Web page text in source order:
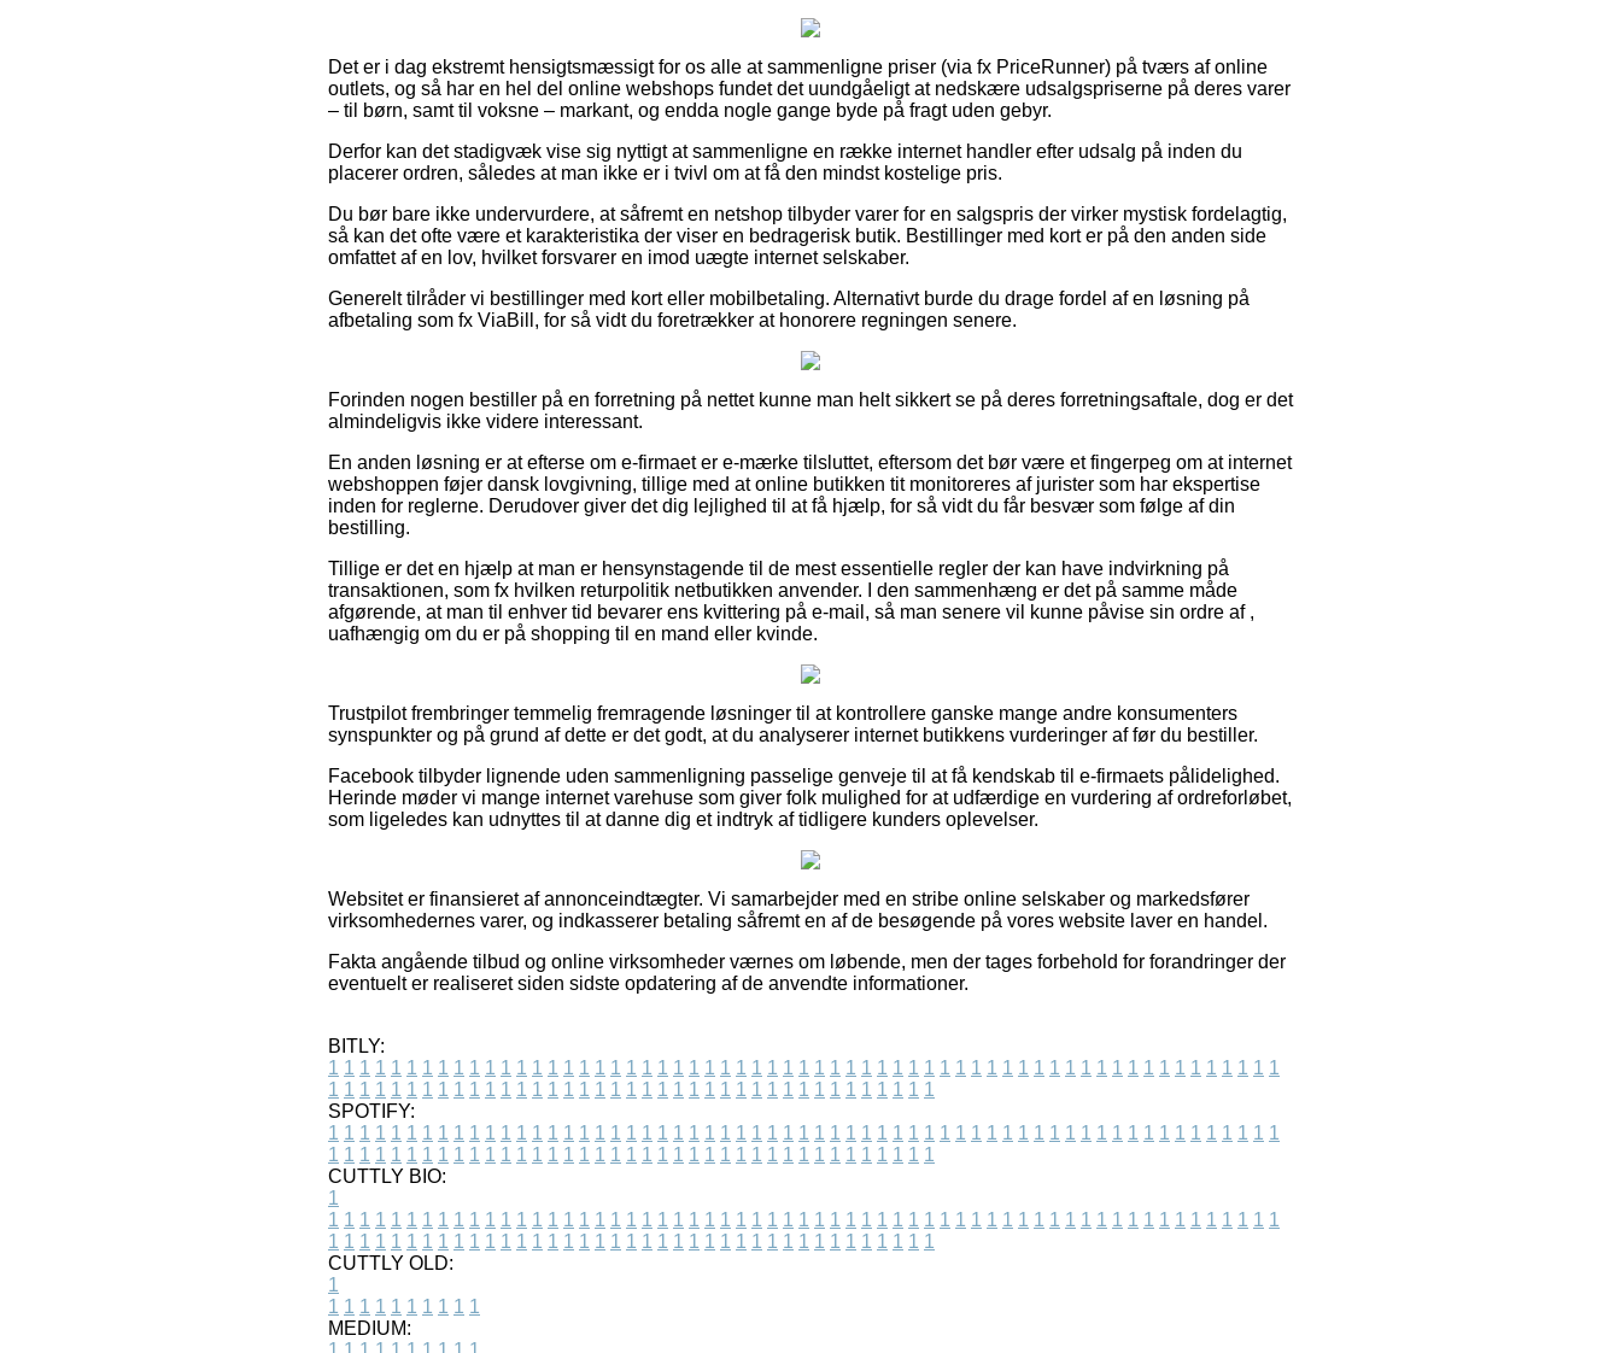
Det er i dag ekstremt hensigtsmæssigt for os alle at sammenligne priser (via fx PriceRunner) på tværs af online
outlets, og så har en hel del online webshops fundet det uundgåeligt at nedskære udsalgspriserne på deres varer
– til børn, samt til voksne – markant, og endda nogle gange byde på fragt uden gebyr.
Derfor kan det stadigvæk vise sig nyttigt at sammenligne en række internet handler efter udsalg på inden du
placerer ordren, således at man ikke er i tvivl om at få den mindst kostelige pris.
Du bør bare ikke undervurdere, at såfremt en netshop tilbyder varer for en salgspris der virker mystisk fordelagtig,
så kan det ofte være et karakteristika der viser en bedragerisk butik. Bestillinger med kort er på den anden side
omfattet af en lov, hvilket forsvarer en imod uægte internet selskaber.
Generelt tilråder vi bestillinger med kort eller mobilbetaling. Alternativt burde du drage fordel af en løsning på
afbetaling som fx ViaBill, for så vidt du foretrækker at honorere regningen senere.
Forinden nogen bestiller på en forretning på nettet kunne man helt sikkert se på deres forretningsaftale, dog er det
almindeligvis ikke videre interessant.
En anden løsning er at efterse om e-firmaet er e-mærke tilsluttet, eftersom det bør være et fingerpeg om at internet
webshoppen føjer dansk lovgivning, tillige med at online butikken tit monitoreres af jurister som har ekspertise
inden for reglerne. Derudover giver det dig lejlighed til at få hjælp, for så vidt du får besvær som følge af din
bestilling.
Tillige er det en hjælp at man er hensynstagende til de mest essentielle regler der kan have indvirkning på
transaktionen, som fx hvilken returpolitik netbutikken anvender. I den sammenhæng er det på samme måde
afgørende, at man til enhver tid bevarer ens kvittering på e-mail, så man senere vil kunne påvise sin ordre af ,
uafhængig om du er på shopping til en mand eller kvinde.
Trustpilot frembringer temmelig fremragende løsninger til at kontrollere ganske mange andre konsumenters
synspunkter og på grund af dette er det godt, at du analyserer internet butikkens vurderinger af før du bestiller.
Facebook tilbyder lignende uden sammenligning passelige genveje til at få kendskab til e-firmaets pålidelighed.
Herinde møder vi mange internet varehuse som giver folk mulighed for at udfærdige en vurdering af ordreforløbet,
som ligeledes kan udnyttes til at danne dig et indtryk af tidligere kunders oplevelser.
Websitet er finansieret af annonceindtægter. Vi samarbejder med en stribe online selskaber og markedsfører
virksomhedernes varer, og indkasserer betaling såfremt en af de besøgende på vores website laver en handel.
Fakta angående tilbud og online virksomheder værnes om løbende, men der tages forbehold for forandringer der
eventuelt er realiseret siden sidste opdatering af de anvendte informationer.
BITLY:
1 1 1 1 1 1 1 1 1 1 1 1 1 1 1 1 1 1 1 1 1 1 1 1 1 1 1 1 1 1 1 1 1 1 1 1 1 1 1 1 1 1 1 1 1 1 1 1 1 1 1 1 1 1 1 1 1 1 1 1 1
1 1 1 1 1 1 1 1 1 1 1 1 1 1 1 1 1 1 1 1 1 1 1 1 1 1 1 1 1 1 1 1 1 1 1 1 1 1 1
SPOTIFY:
1 1 1 1 1 1 1 1 1 1 1 1 1 1 1 1 1 1 1 1 1 1 1 1 1 1 1 1 1 1 1 1 1 1 1 1 1 1 1 1 1 1 1 1 1 1 1 1 1 1 1 1 1 1 1 1 1 1 1 1 1
1 1 1 1 1 1 1 1 1 1 1 1 1 1 1 1 1 1 1 1 1 1 1 1 1 1 1 1 1 1 1 1 1 1 1 1 1 1 1
CUTTLY BIO:
1
1 1 1 1 1 1 1 1 1 1 1 1 1 1 1 1 1 1 1 1 1 1 1 1 1 1 1 1 1 1 1 1 1 1 1 1 1 1 1 1 1 1 1 1 1 1 1 1 1 1 1 1 1 1 1 1 1 1 1 1 1
1 1 1 1 1 1 1 1 1 1 1 1 1 1 1 1 1 1 1 1 1 1 1 1 1 1 1 1 1 1 1 1 1 1 1 1 1 1 1
CUTTLY OLD:
1
1 1 1 1 1 1 1 1 1 1
MEDIUM: